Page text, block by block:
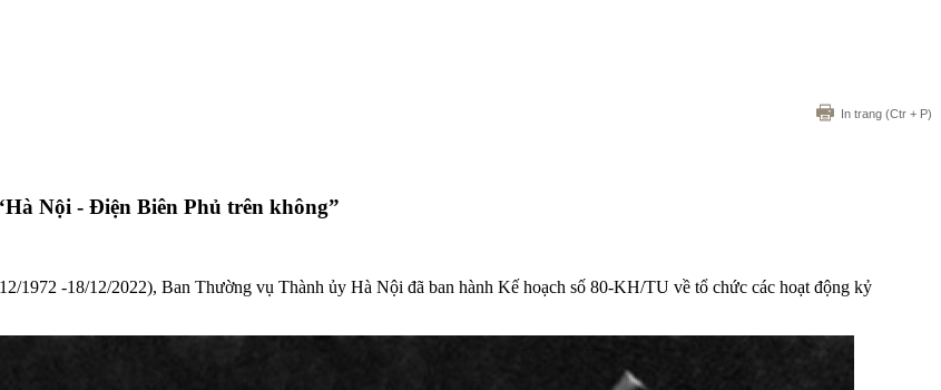
In trang (Ctr + P)
Nội - Điện Biên Phủ trên không”
1972 -18/12/2022), Ban Thường vụ Thành ủy Hà Nội đã ban hành Kế hoạch số 80-KH/TU về tổ chức các hoạt động kỷ